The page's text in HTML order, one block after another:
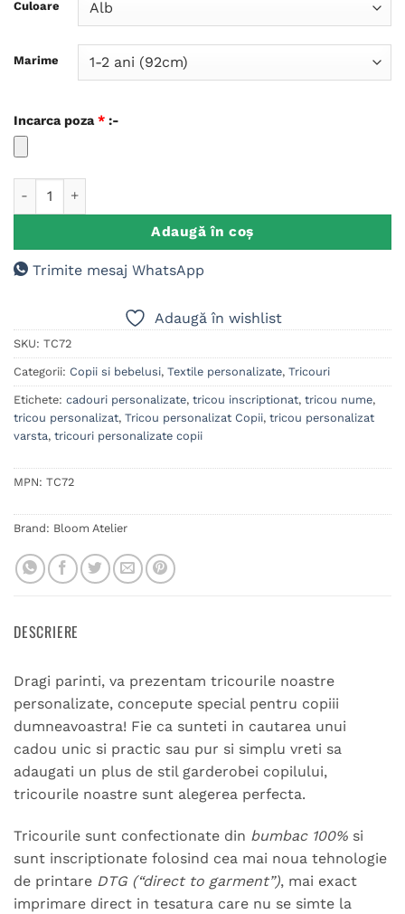
Culoare
Marime
Incarca poza * :-
Adaugă în coș
Trimite mesaj WhatsApp
Adaugă în wishlist
SKU: TC72
Categorii: Copii si bebelusi, Textile personalizate, Tricouri
Etichete: cadouri personalizate, tricou inscriptionat, tricou nume,
tricou personalizat, Tricou personalizat Copii, tricou personalizat
varsta, tricouri personalizate copii
MPN: TC72
Brand: Bloom Atelier
DESCRIERE
Dragi parinti, va prezentam tricourile noastre
personalizate, concepute special pentru copiii
dumneavoastra! Fie ca sunteti in cautarea unui
cadou unic si practic sau pur si simplu vreti sa
adaugati un plus de stil garderobei copilului,
tricourile noastre sunt alegerea perfecta.
Tricourile sunt confectionate din bumbac 100% si
sunt inscriptionate folosind cea mai noua tehnologie
de printare DTG (“direct to garment”), mai exact
imprimare direct in tesatura care nu se simte la